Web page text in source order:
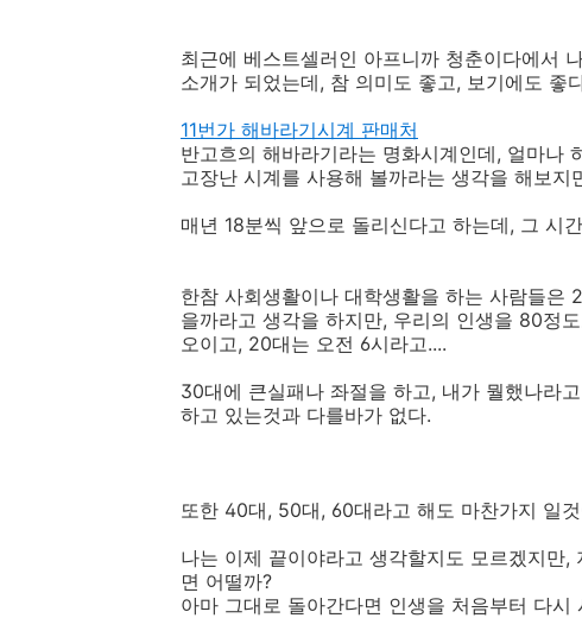
최근에 베스트셀러인 아프니까 청춘이다에서
소개가 되었는데, 참 의미도 좋고, 보기에도 좋
11번가 해바라기시계 판매처
반고흐의 해바라기라는 명화시계인데, 얼마나
고장난 시계를 사용해 볼까라는 생각을 해보
매년 18분씩 앞으로 돌리신다고 하는데, 그 시
한참 사회생활이나 대학생활을 하는 사람들
을까라고 생각을 하지만, 우리의 인생을 80정
오이고, 20대는 오전 6시라고....
30대에 큰실패나 좌절을 하고, 내가 뭘했나라
하고 있는것과 다를바가 없다.
또한 40대, 50대, 60대라고 해도 마찬가지 일
나는 이제 끝이야라고 생각할지도 모르겠지만
면 어떨까?
아마 그대로 돌아간다면 인생을 처음부터 다